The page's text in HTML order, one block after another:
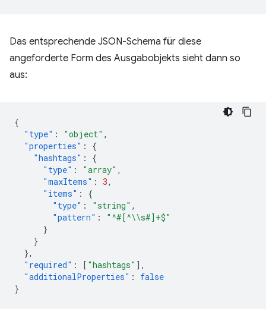
Das entsprechende JSON-Schema für diese
angeforderte Form des Ausgabobjekts sieht dann so
aus:
{
"type" : "object" ,
"properties" :
{
"hashtags" :
{
"type" : "array" ,
"maxItems" : 3,
"items" :
{
"type" : "string" ,
"pattern" :
"^#[^\\s#]+$"
}
}
},
"required" : [ "hashtags" ],
"additionalProperties" :
false
}